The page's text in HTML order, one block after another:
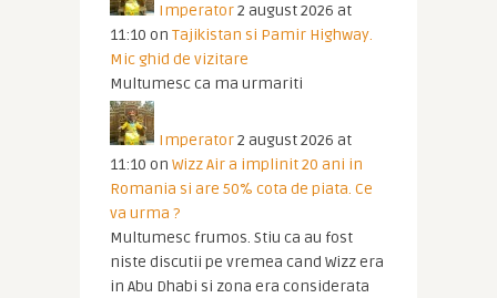
Imperator2 august 2026 at
11:10 on Tajikistan si Pamir Highway.
Mic ghid de vizitare
Multumesc ca ma urmariti
Imperator2 august 2026 at
11:10 on Wizz Air a implinit 20 ani in
Romania si are 50% cota de piata. Ce
va urma ?
Multumesc frumos. Stiu ca au fost
niste discutii pe vremea cand Wizz era
in Abu Dhabi si zona era considerata